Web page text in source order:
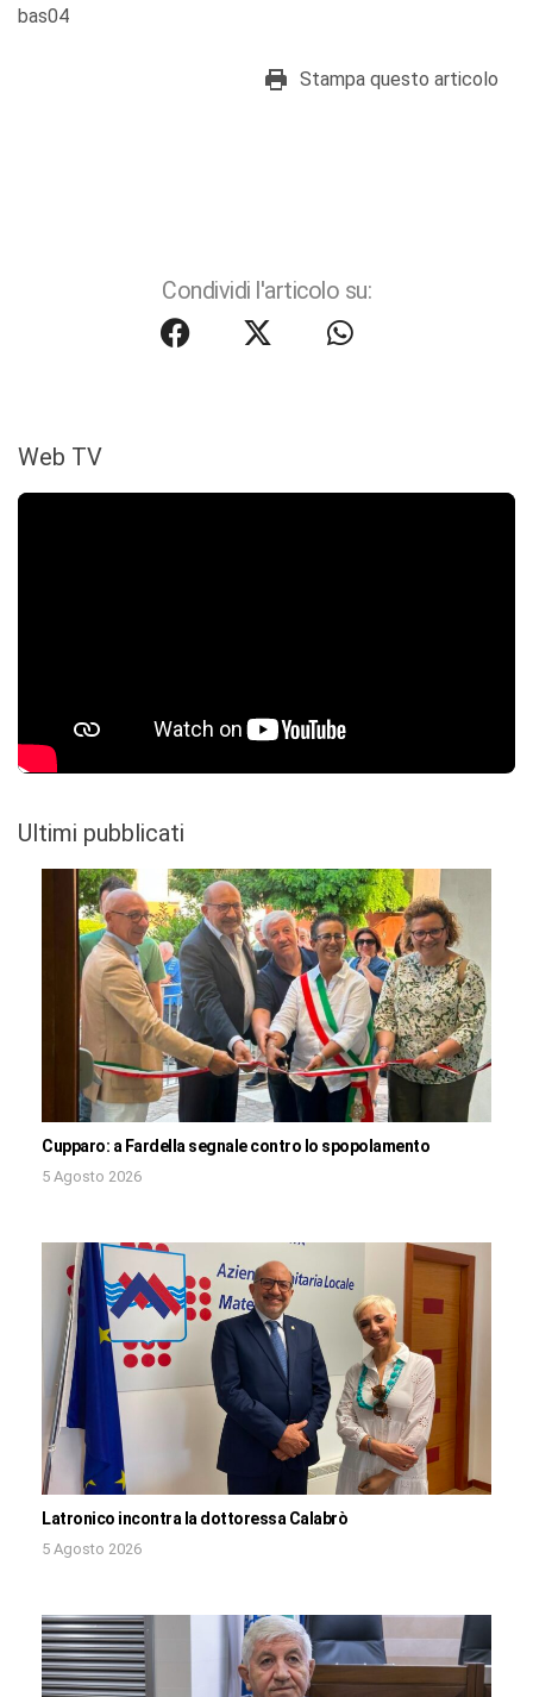
bas04
Stampa questo articolo
Condividi l'articolo su:
Web TV
Ultimi pubblicati
Cupparo: a Fardella segnale contro lo spopolamento
5 Agosto 2026
Latronico incontra la dottoressa Calabrò
5 Agosto 2026